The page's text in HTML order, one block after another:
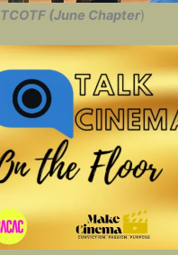
TCOTF (June Chapter)